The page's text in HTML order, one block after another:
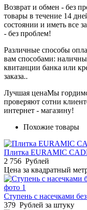
Возврат и обмен - без
товары в течение 14
состоянии и иметь все
- без проблем!
Различные способы
вам способами:
квитанции банка или
заказа..
Лучшая ценаМы
проверяют сотни
интернет - магазину!
Похожие товары
Плитка EURAMIC
2 756 Рублей
Цена за квадратный
Ступень с насечками
379 Рублей за штуку